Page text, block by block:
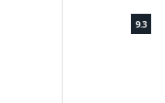
9.3